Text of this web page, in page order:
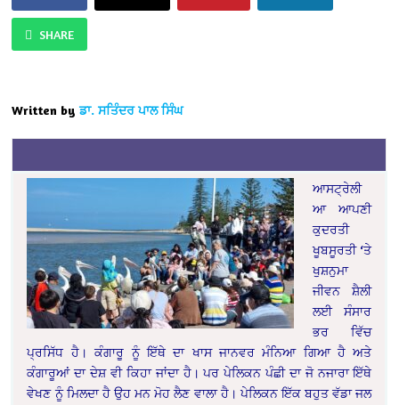
SHARE
Written by ਡਾ. ਸਤਿੰਦਰ ਪਾਲ ਸਿੰਘ
ਆਸਟ੍ਰੇਲੀ
ਆ ਆਪਣੀ
ਕੁਦਰਤੀ
ਖੂਬਸੂਰਤੀ ‘ਤੇ
ਖੁਸ਼ਨੁਮਾ
ਜੀਵਨ ਸ਼ੈਲੀ
ਲਈ ਸੰਸਾਰ
ਭਰ ਵਿੱਚ
ਪ੍ਰਸਿੱਧ ਹੈ। ਕੰਗਾਰੂ ਨੂੰ ਇੱਥੇ ਦਾ ਖਾਸ ਜਾਨਵਰ ਮੰਨਿਆ ਗਿਆ ਹੈ ਅਤੇ
ਕੰਗਾਰੂਆਂ ਦਾ ਦੇਸ਼ ਵੀ ਕਿਹਾ ਜਾਂਦਾ ਹੈ। ਪਰ ਪੇਲਿਕਨ ਪੰਛੀ ਦਾ ਜੋ ਨਜਾਰਾ ਇੱਥੇ
ਵੇਖਣ ਨੂੰ ਮਿਲਦਾ ਹੈ ਉਹ ਮਨ ਮੋਹ ਲੈਣ ਵਾਲਾ ਹੈ। ਪੇਲਿਕਨ ਇੱਕ ਬਹੁਤ ਵੱਡਾ ਜਲ